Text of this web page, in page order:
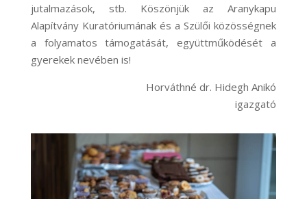
jutalmazások, stb. Köszönjük az Aranykapu
Alapítvány Kuratóriumának és a Szülői közösségnek
a folyamatos támogatását, együttműködését a
gyerekek nevében is!
Horváthné dr. Hidegh Anikó
igazgató